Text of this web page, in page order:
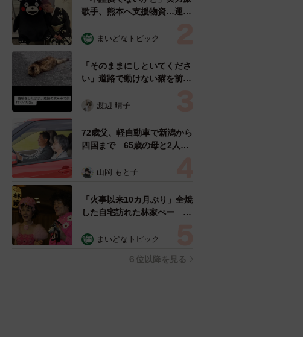
歌手、熊本へ支援物資…運搬
めらい 「痛いほど伝わる」
まいどなトピック
「そのままにしといてくださ
い」道路で動けない猫を前に
ようとした4日間 「命の重
表の訴え
渡辺 晴子
72歳父、軽自動車で新潟から
四国まで 65歳の母と2人で
憩まで分刻み… 「大学生で
山岡 もと子
「火事以来10カ月ぶり」全焼
した自宅訪れた林家ぺー 内
ン状態の部屋に呆然
まいどなトピック
６位以降を見る